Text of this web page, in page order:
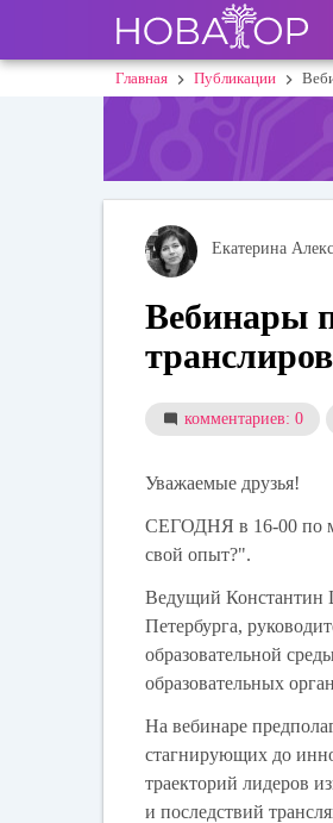
основному
User
account
Строка
Главная Публикации
Екатерина
Вебинары
комментариев: 0
Уважаемые друзья!
СЕГОДНЯ в 16-00 по
свой опыт?".
Ведущий
Петербурга,
образовательной
образовательных
На вебинаре
стагнирующих до
траекторий лидеров
и последствий